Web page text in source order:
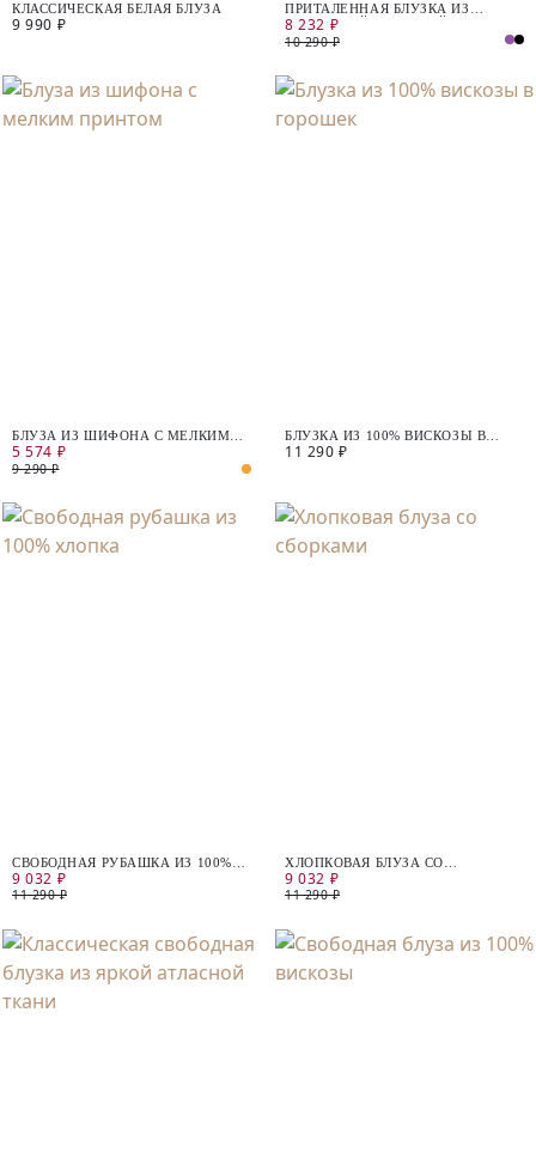
КЛАССИЧЕСКАЯ БЕЛАЯ БЛУЗА
9 990 ₽
ПРИТАЛЕННАЯ БЛУЗКА ИЗ
СИРЕНЕВОЙ АТЛАСНОЙ ТКАНИ
8 232 ₽
10 290 ₽
БЛУЗА ИЗ ШИФОНА С МЕЛКИМ
ПРИНТОМ
5 574 ₽
9 290 ₽
БЛУЗКА ИЗ 100% ВИСКОЗЫ В
ГОРОШЕК
11 290 ₽
СВОБОДНАЯ РУБАШКА ИЗ 100%
ХЛОПКА
9 032 ₽
11 290 ₽
ХЛОПКОВАЯ БЛУЗА СО
СБОРКАМИ
9 032 ₽
11 290 ₽